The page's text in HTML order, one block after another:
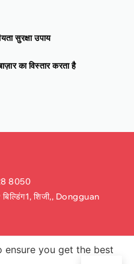
सुरक्षा उपाय
का विस्तार करता है
8050
शिजी,, Dongguan
ensure you get the best